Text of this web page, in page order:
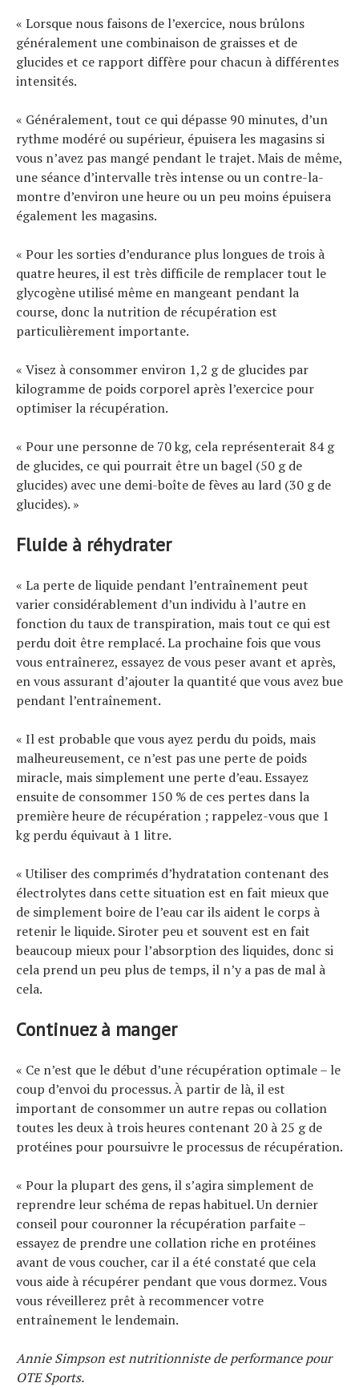
« Lorsque nous faisons de l’exercice, nous brûlons
généralement une combinaison de graisses et de
glucides et ce rapport diffère pour chacun à différentes
intensités.
« Généralement, tout ce qui dépasse 90 minutes, d’un
rythme modéré ou supérieur, épuisera les magasins si
vous n’avez pas mangé pendant le trajet. Mais de même,
une séance d’intervalle très intense ou un contre-la-
montre d’environ une heure ou un peu moins épuisera
également les magasins.
« Pour les sorties d’endurance plus longues de trois à
quatre heures, il est très difficile de remplacer tout le
glycogène utilisé même en mangeant pendant la
course, donc la nutrition de récupération est
particulièrement importante.
« Visez à consommer environ 1,2 g de glucides par
kilogramme de poids corporel après l’exercice pour
optimiser la récupération.
« Pour une personne de 70 kg, cela représenterait 84 g
de glucides, ce qui pourrait être un bagel (50 g de
glucides) avec une demi-boîte de fèves au lard (30 g de
glucides). »
Fluide à réhydrater
« La perte de liquide pendant l’entraînement peut
varier considérablement d’un individu à l’autre en
fonction du taux de transpiration, mais tout ce qui est
perdu doit être remplacé. La prochaine fois que vous
vous entraînerez, essayez de vous peser avant et après,
en vous assurant d’ajouter la quantité que vous avez bue
pendant l’entraînement.
« Il est probable que vous ayez perdu du poids, mais
malheureusement, ce n’est pas une perte de poids
miracle, mais simplement une perte d’eau. Essayez
ensuite de consommer 150 % de ces pertes dans la
première heure de récupération ; rappelez-vous que 1
kg perdu équivaut à 1 litre.
« Utiliser des comprimés d’hydratation contenant des
électrolytes dans cette situation est en fait mieux que
de simplement boire de l’eau car ils aident le corps à
retenir le liquide. Siroter peu et souvent est en fait
beaucoup mieux pour l’absorption des liquides, donc si
cela prend un peu plus de temps, il n’y a pas de mal à
cela.
Continuez à manger
« Ce n’est que le début d’une récupération optimale – le
coup d’envoi du processus. À partir de là, il est
important de consommer un autre repas ou collation
toutes les deux à trois heures contenant 20 à 25 g de
protéines pour poursuivre le processus de récupération.
« Pour la plupart des gens, il s’agira simplement de
reprendre leur schéma de repas habituel. Un dernier
conseil pour couronner la récupération parfaite –
essayez de prendre une collation riche en protéines
avant de vous coucher, car il a été constaté que cela
vous aide à récupérer pendant que vous dormez. Vous
vous réveillerez prêt à recommencer votre
entraînement le lendemain.
Annie Simpson est nutritionniste de performance pour
OTE Sports.